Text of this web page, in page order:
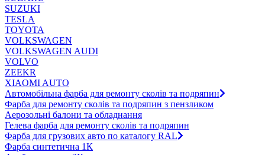
SUZUKI
TESLA
TOYOTA
VOLKSWAGEN
VOLKSWAGEN AUDI
VOLVO
ZEEKR
XIAOMI AUTO
Автомобільна фарба для ремонту сколів та подряпин
Фарба для ремонту сколів та подряпин з пензликом
Аерозольні балони та обладнання
Гелева фарба для ремонту сколів та подряпин
Фарба для грузових авто по каталогу RAL
Фарба синтетична 1К